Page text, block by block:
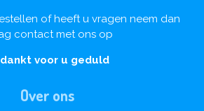
of heeft u vragen neem dan
contact met ons op
voor u geduld
Over ons